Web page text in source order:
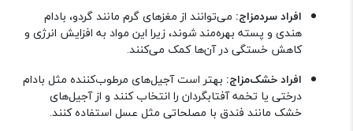
افراد سردمزاج: می‌توانند از مغزهای گرم مانند گردو، بادام
هندی و پسته بهره‌مند شوند، زیرا این مواد به افزایش انرژی و
کاهش خستگی در آن‌ها کمک می‌کنند.
افراد خشک‌مزاج: بهتر است آجیل‌های مرطوب‌کننده مثل بادام
درختی یا تخمه آفتابگردان را انتخاب کنند و از آجیل‌های
خشک مانند فندق با مصلحاتی مثل عسل استفاده کنند.